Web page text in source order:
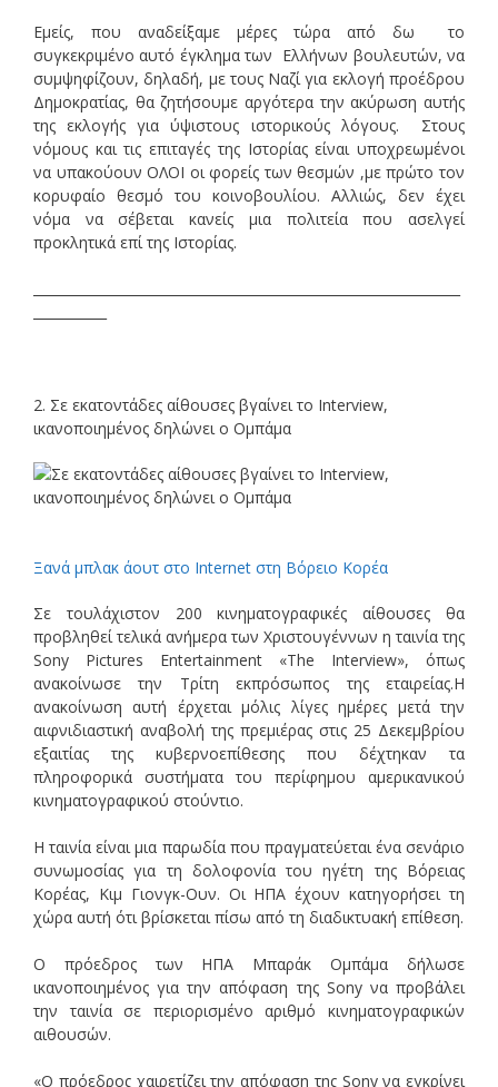
Εμείς, που αναδείξαμε μέρες τώρα από δω το
συγκεκριμένο αυτό έγκλημα των Ελλήνων βουλευτών, να
συμψηφίζουν, δηλαδή, με τους Ναζί για εκλογή προέδρου
Δημοκρατίας, θα ζητήσουμε αργότερα την ακύρωση αυτής
της εκλογής για ύψιστους ιστορικούς λόγους. Στους
νόμους και τις επιταγές της Ιστορίας είναι υποχρεωμένοι
να υπακούουν ΟΛΟΙ οι φορείς των θεσμών ,με πρώτο τον
κορυφαίο θεσμό του κοινοβουλίου. Αλλιώς, δεν έχει
νόμα να σέβεται κανείς μια πολιτεία που ασελγεί
προκλητικά επί της Ιστορίας.
2. Σε εκατοντάδες αίθουσες βγαίνει το Interview,
ικανοποιημένος δηλώνει ο Ομπάμα
Ξανά μπλακ άουτ στο Internet στη Βόρειο Κορέα
Σε τουλάχιστον 200 κινηματογραφικές αίθουσες θα
προβληθεί τελικά ανήμερα των Χριστουγέννων η ταινία της
Sony Pictures Entertainment «The Interview», όπως
ανακοίνωσε την Τρίτη εκπρόσωπος της εταιρείας.Η
ανακοίνωση αυτή έρχεται μόλις λίγες ημέρες μετά την
αιφνιδιαστική αναβολή της πρεμιέρας στις 25 Δεκεμβρίου
εξαιτίας της κυβερνοεπίθεσης που δέχτηκαν τα
πληροφορικά συστήματα του περίφημου αμερικανικού
κινηματογραφικού στούντιο.
Η ταινία είναι μια παρωδία που πραγματεύεται ένα σενάριο
συνωμοσίας για τη δολοφονία του ηγέτη της Βόρειας
Κορέας, Κιμ Γιονγκ-Ουν. Οι ΗΠΑ έχουν κατηγορήσει τη
χώρα αυτή ότι βρίσκεται πίσω από τη διαδικτυακή επίθεση.
Ο πρόεδρος των ΗΠΑ Μπαράκ Ομπάμα δήλωσε
ικανοποιημένος για την απόφαση της Sony να προβάλει
την ταινία σε περιορισμένο αριθμό κινηματογραφικών
αιθουσών.
«Ο πρόεδρος χαιρετίζει την απόφαση της Sony να εγκρίνει